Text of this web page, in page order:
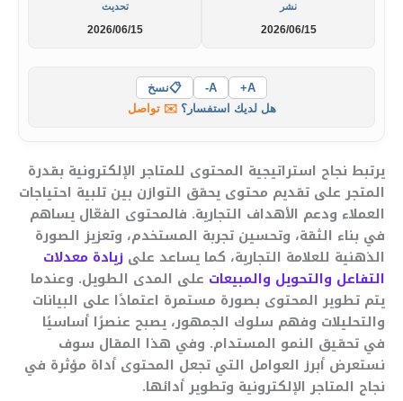
نشر
2026/06/15
تحديث
2026/06/15
A+
A-
📋نسخ
هل لديك استفسار؟✉️ تواصل
يرتبط نجاح استراتيجية المحتوى للمتاجر الإلكترونية بقدرة
المتجر على تقديم محتوى يحقق التوازن بين تلبية احتياجات
العملاء ودعم الأهداف التجارية. فالمحتوى الفعّال يساهم
في بناء الثقة، وتحسين تجربة المستخدم، وتعزيز الصورة
الذهنية للعلامة التجارية، كما يساعد على زيادة معدلات
التفاعل والتحويل والمبيعات على المدى الطويل. وعندما
يتم تطوير المحتوى بصورة مستمرة اعتمادًا على البيانات
والتحليلات وفهم سلوك الجمهور، يصبح عنصرًا أساسيًا
في تحقيق النمو المستدام. وفي هذا المقال سوف
نستعرض أبرز العوامل التي تجعل المحتوى أداة مؤثرة في
نجاح المتاجر الإلكترونية وتطوير أدائها.